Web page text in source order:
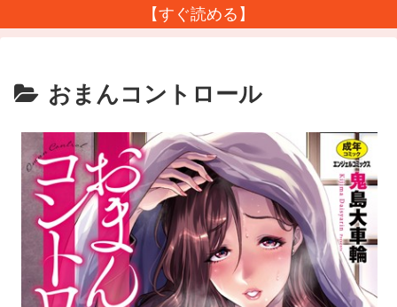
【すぐ読める】
おまんコントロール